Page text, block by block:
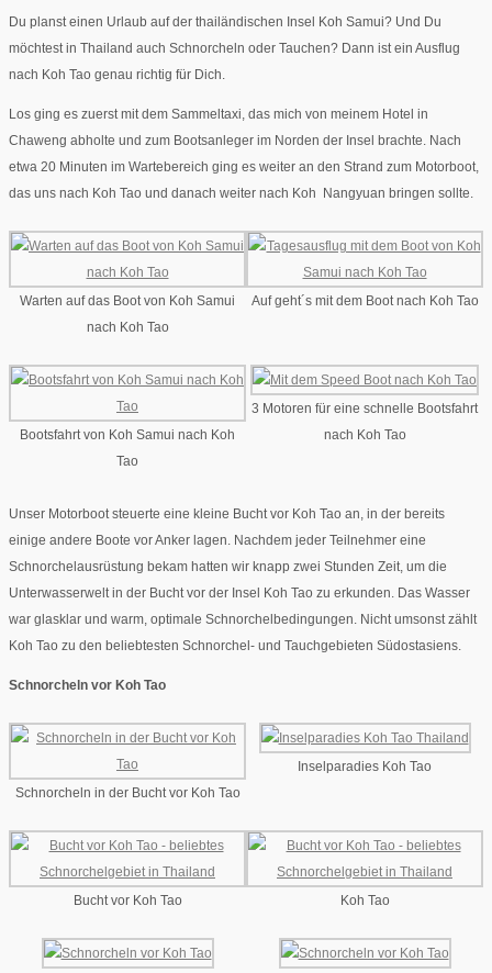
Du planst einen Urlaub auf der thailändischen Insel Koh Samui? Und Du
möchtest in Thailand auch Schnorcheln oder Tauchen? Dann ist ein Ausflug
nach Koh Tao genau richtig für Dich.
Los ging es zuerst mit dem Sammeltaxi, das mich von meinem Hotel in
Chaweng abholte und zum Bootsanleger im Norden der Insel brachte. Nach
etwa 20 Minuten im Wartebereich ging es weiter an den Strand zum Motorboot,
das uns nach Koh Tao und danach weiter nach Koh Nangyuan bringen sollte.
Warten auf das Boot von Koh Samui
nach Koh Tao
Auf geht´s mit dem Boot nach Koh Tao
Bootsfahrt von Koh Samui nach Koh
Tao
3 Motoren für eine schnelle Bootsfahrt
nach Koh Tao
Unser Motorboot steuerte eine kleine Bucht vor Koh Tao an, in der bereits
einige andere Boote vor Anker lagen. Nachdem jeder Teilnehmer eine
Schnorchelausrüstung bekam hatten wir knapp zwei Stunden Zeit, um die
Unterwasserwelt in der Bucht vor der Insel Koh Tao zu erkunden. Das Wasser
war glasklar und warm, optimale Schnorchelbedingungen. Nicht umsonst zählt
Koh Tao zu den beliebtesten Schnorchel- und Tauchgebieten Südostasiens.
Schnorcheln vor Koh Tao
Schnorcheln in der Bucht vor Koh Tao
Inselparadies Koh Tao
Bucht vor Koh Tao Koh Tao